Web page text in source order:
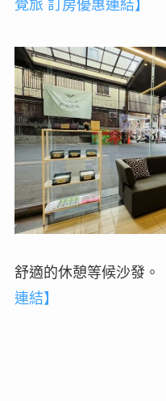
覺旅 訂房優惠連結】
舒適的休憩等候沙發。
連結】